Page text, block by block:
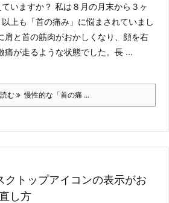
ていますか？ 私は８月の月末から３ヶ
以上も「首の痛み」に悩まされていまし
肩と首の筋肉がおかしくなり、顔を右
痛が走るような状態でした。長 ...
む 慢性的な「首の痛 ...
トップアイコンの表示がお
し方